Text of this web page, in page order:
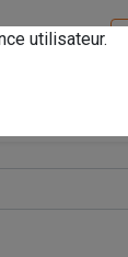
utilisateur.